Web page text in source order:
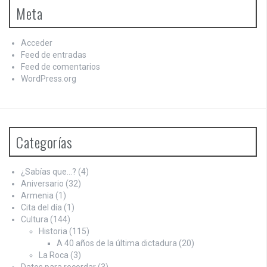
Meta
Acceder
Feed de entradas
Feed de comentarios
WordPress.org
Categorías
¿Sabías que…? (4)
Aniversario (32)
Armenia (1)
Cita del día (1)
Cultura (144)
Historia (115)
A 40 años de la última dictadura (20)
La Roca (3)